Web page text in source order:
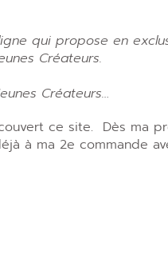
qui propose en
Créateurs.
Créateurs…
ce site. Dès ma
à ma 2e commande